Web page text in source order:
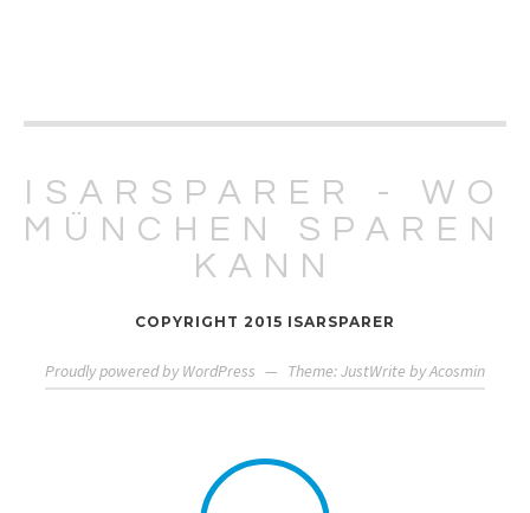
ISARSPARER - WO
MÜNCHEN SPAREN
KANN
COPYRIGHT 2015 ISARSPARER
Proudly powered by WordPress — Theme: JustWrite byAcosmin